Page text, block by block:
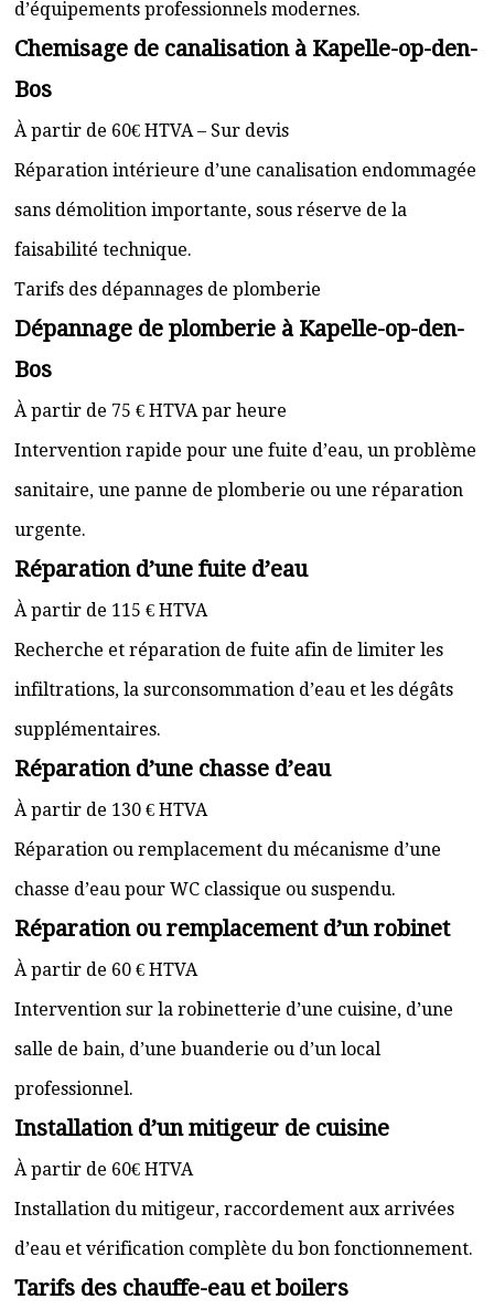
d’équipements professionnels modernes.
Chemisage de canalisation à Kapelle-op-den-
Bos
À partir de 60€ HTVA – Sur devis
Réparation intérieure d’une canalisation endommagée
sans démolition importante, sous réserve de la
faisabilité technique.
Tarifs des dépannages de plomberie
Dépannage de plomberie à Kapelle-op-den-
Bos
À partir de 75 € HTVA par heure
Intervention rapide pour une fuite d’eau, un problème
sanitaire, une panne de plomberie ou une réparation
urgente.
Réparation d’une fuite d’eau
À partir de 115 € HTVA
Recherche et réparation de fuite afin de limiter les
infiltrations, la surconsommation d’eau et les dégâts
supplémentaires.
Réparation d’une chasse d’eau
À partir de 130 € HTVA
Réparation ou remplacement du mécanisme d’une
chasse d’eau pour WC classique ou suspendu.
Réparation ou remplacement d’un robinet
À partir de 60 € HTVA
Intervention sur la robinetterie d’une cuisine, d’une
salle de bain, d’une buanderie ou d’un local
professionnel.
Installation d’un mitigeur de cuisine
À partir de 60€ HTVA
Installation du mitigeur, raccordement aux arrivées
d’eau et vérification complète du bon fonctionnement.
Tarifs des chauffe-eau et boilers